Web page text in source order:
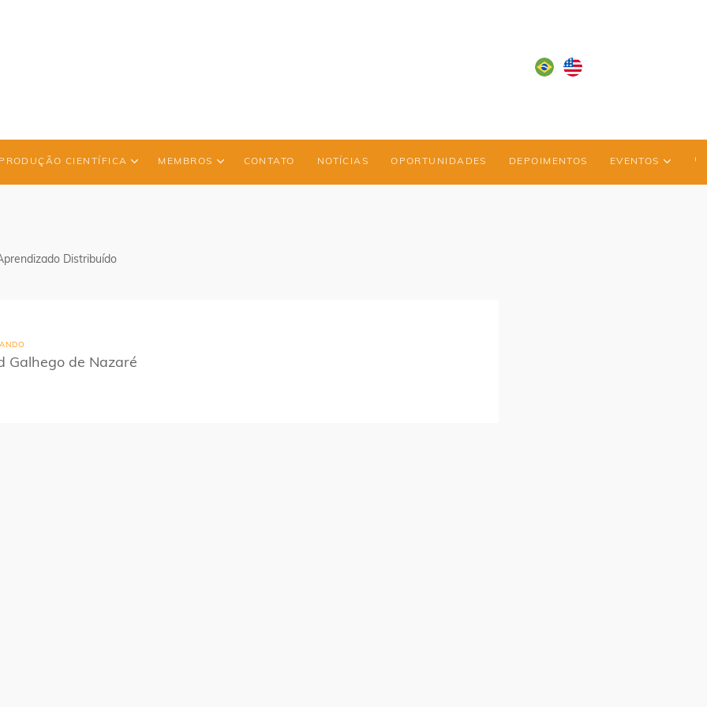
CIENTÍFICA MEMBROS CONTATO NOTÍCIAS OPORTUNIDADES DEPOIMENTOS EVENTOS
Distribuído
Galhego de Nazaré